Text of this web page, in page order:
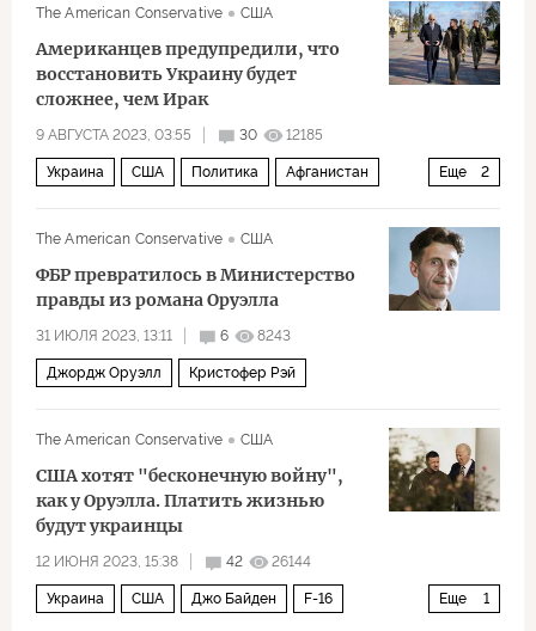
Госдепартамент США
НАТО Политика
The American Conservative США
Американцев предупредили, что
восстановить Украину будет
сложнее, чем Ирак
9 АВГУСТА 2023, 03:55 30 12185
Еще 2
Украина США Политика Афганистан
The American Conservative
США
ФБР превратилось в Министерство
правды из романа Оруэлла
31 ИЮЛЯ 2023, 13:11 6 8243
Джордж Оруэлл Кристофер Рэй
The American Conservative США
США хотят "бесконечную войну",
как у Оруэлла. Платить жизнью
будут украинцы
12 ИЮНЯ 2023, 15:38 42 26144
Еще 1
Украина США Джо Байден F-16